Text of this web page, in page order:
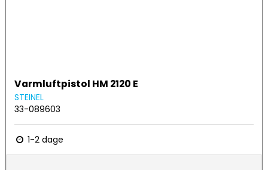
Varmluftpistol HM 2120 E
STEINEL
33-089603
1-2 dage